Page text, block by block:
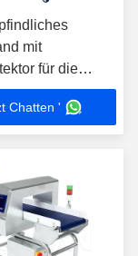
mit
für die
von Nüssen
Chatten '